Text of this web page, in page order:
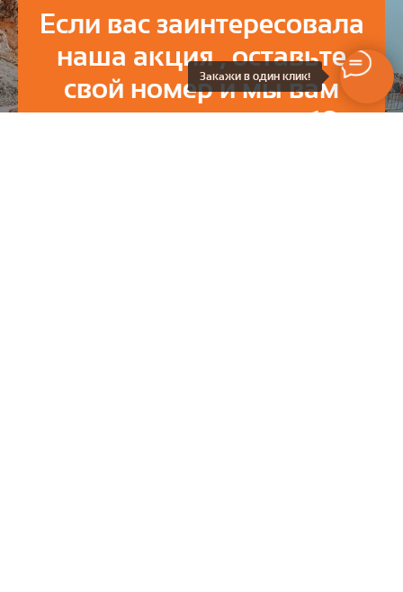
Если вас заинтересовала
наша акция , оставьте
свой номер и мы вам
ответим в течении 10
Закажи в один клик!